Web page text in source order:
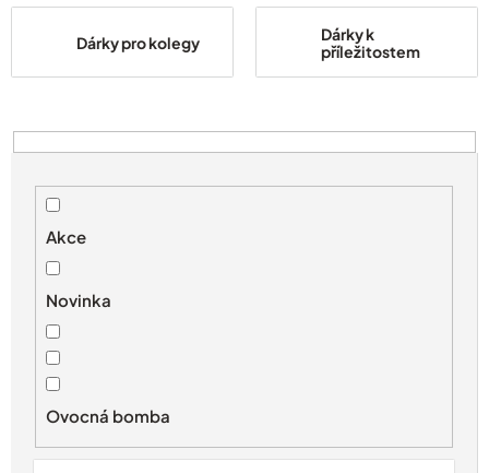
Dárky pro kolegy
Dárky k
příležitostem
Akce
Novinka
Ovocná bomba
V